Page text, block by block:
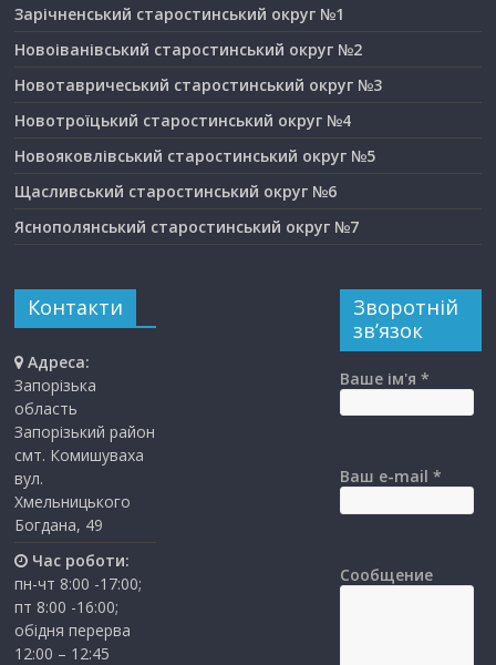
Зарічненський старостинський округ №1
Новоіванівський старостинський округ №2
Новотавричеський старостинський округ №3
Новотроїцький старостинський округ №4
Новояковлівський старостинський округ №5
Щасливський старостинський округ №6
Яснополянський старостинський округ №7
Контакти
Адреса:
Запорізька
область
Запорізький район
смт. Комишуваха
вул.
Хмельницького
Богдана, 49
Час роботи:
пн-чт 8:00 -17:00;
пт 8:00 -16:00;
обідня перерва
12:00 – 12:45
Зворотній
зв’язок
Ваше ім'я *
Ваш e-mail *
Сообщение